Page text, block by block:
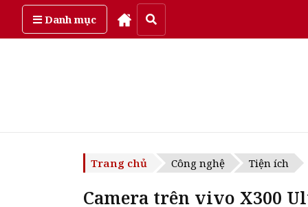
Danh mụcThứ năm, ngày 6/08/2026
Trang chủ Công nghệ Tiện ích
Camera trên vivo X300